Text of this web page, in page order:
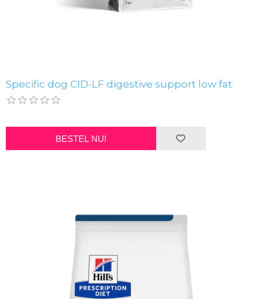
Specific dog CID-LF digestive support low fat
BESTEL NU!